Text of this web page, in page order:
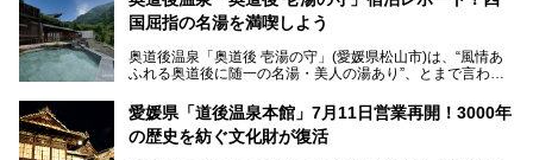
人に嬉しい工夫がたっぷり。お風呂は内湯から半露天、サウ
ナまで種類豊富で広々空間。泉質も温度もバリエーション豊
ポイントについて厳選してお届けします。読めばきっと、行
きたくなること間違いなし！
国屈指の名湯を満喫しよう
奥道後温泉「奥道後 壱湯の守」(愛媛県松山市)は、“風情あ
ふれる奥道後に随一の名湯・美人の湯あり”、とまで言われ
露天風呂。日々の生活から隔離された非日常感を味わえま
す。
愛媛県「道後温泉本館」7月11日営業再開！3000年
の歴史を紡ぐ文化財が復活